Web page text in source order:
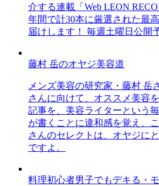
介する連載「Web LEON
年間で計30本に厳選された最
届けします！ 毎週土曜日公開
藤村 岳のオヤジ美容道
メンズ美容の研究家・藤村 岳
さんに向けて、オススメ美容
記事を、美容ライターという
が書くことに違和感を覚え、
さんのセレクトは、オヤジに
ですよ。
料理初心者男子でもデキる・